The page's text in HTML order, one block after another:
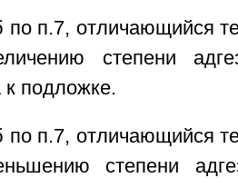
по п.7, отличающийся
степени
подложке.
по п.7, отличающийся
степени